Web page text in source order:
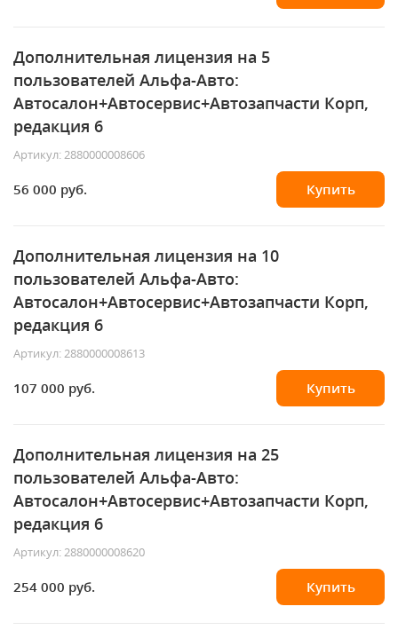
Дополнительная лицензия на 5
пользователей Альфа-Авто:
Автосалон+Автосервис+Автозапчасти Корп,
редакция 6
Артикул: 2880000008606
56 000 руб. Купить
Дополнительная лицензия на 10
пользователей Альфа-Авто:
Автосалон+Автосервис+Автозапчасти Корп,
редакция 6
Артикул: 2880000008613
107 000 руб. Купить
Дополнительная лицензия на 25
пользователей Альфа-Авто:
Автосалон+Автосервис+Автозапчасти Корп,
редакция 6
Артикул: 2880000008620
254 000 руб. Купить